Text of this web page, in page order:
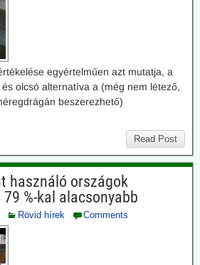
egyértelműen azt mutatja, a
olcsó alternatíva a (még nem létező,
beszerezhető)
Read Post
használó országok
%-kal alacsonyabb
Rövid hírek Comments